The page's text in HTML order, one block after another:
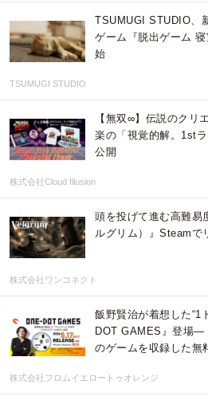
TSUMUGI STUDIO、
ゲーム『脱出ゲーム
始
TSUMUGI STUDIO
【無双∞】伝説のクリ
楽の「視覚的解。1st
公開
株式会社Cloud Illusion
頭を投げて進む高難易
ルグリム）』Steamで
株式会社ワンコネクト
飯野賢治が着想した“1
DOT GAMES』登場―
のゲームを収録した
株式会社フロムイエロートゥオレンジ